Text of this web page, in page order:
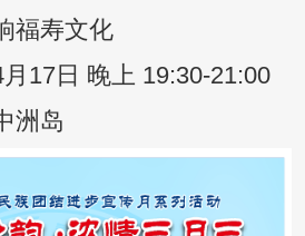
寿文化
日 晚上 19:30-21:00
岛